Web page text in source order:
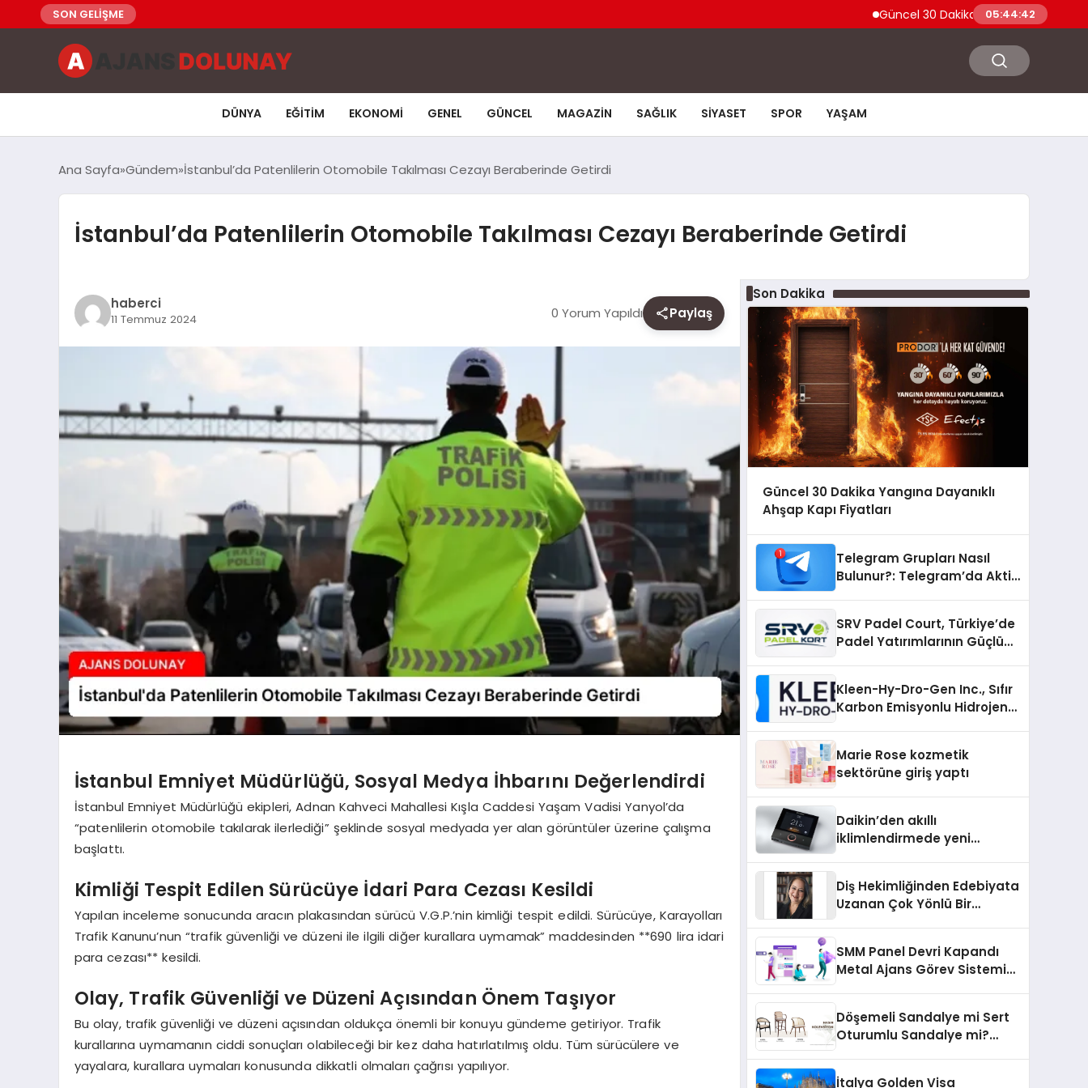
SON GELİŞME Güncel 30 Dakika Yangına Dayanıklı Ahşap
05:44:43
DÜNYA EĞITIM EKONOMI GENEL GÜNCEL MAGAZIN SAĞLIK SIYASET SPOR YAŞAM
Ana Sayfa Gündem İstanbul’da Patenlilerin Otomobile Takılması Cezayı Beraberinde Getirdi
İstanbul’da Patenlilerin Otomobile Takılması Cezayı Beraberinde Getirdi
haberci
11 Temmuz 2024 0 Yorum Yapıldı Paylaş
İstanbul Emniyet Müdürlüğü, Sosyal Medya İhbarını Değerlendirdi
İstanbul Emniyet Müdürlüğü ekipleri, Adnan Kahveci Mahallesi Kışla Caddesi Yaşam Vadisi Yanyol’da
“patenlilerin otomobile takılarak ilerlediği” şeklinde sosyal medyada yer alan görüntüler üzerine çalışma
başlattı.
Kimliği Tespit Edilen Sürücüye İdari Para Cezası Kesildi
Yapılan inceleme sonucunda aracın plakasından sürücü V.G.P.’nin kimliği tespit edildi. Sürücüye, Karayolları
Trafik Kanunu’nun “trafik güvenliği ve düzeni ile ilgili diğer kurallara uymamak” maddesinden **690 lira idari
para cezası** kesildi.
Olay, Trafik Güvenliği ve Düzeni Açısından Önem Taşıyor
Bu olay, trafik güvenliği ve düzeni açısından oldukça önemli bir konuyu gündeme getiriyor. Trafik
kurallarına uymamanın ciddi sonuçları olabileceği bir kez daha hatırlatılmış oldu. Tüm sürücülere ve
yayalara, kurallara uymaları konusunda dikkatli olmaları çağrısı yapılıyor.
Son Dakika
Güncel 30 Dakika Yangına Dayanıklı
Ahşap Kapı Fiyatları
Telegram Grupları Nasıl
Bulunur?: Telegram’da Aktif
SRV Padel Court, Türkiye’de
Padel Yatırımlarının Güçlü
Kleen-Hy-Dro-Gen Inc., Sıfır
Karbon Emisyonlu Hidrojen
Aldı
Marie Rose kozmetik
sektörüne giriş yaptı
Daikin’den akıllı
iklimlendirmede yeni
Diş Hekimliğinden Edebiyata
Uzanan Çok Yönlü Bir
SMM Panel Devri Kapandı
Metal Ajans Görev Sistemi
Döşemeli Sandalye mi Sert
Oturumlu Sandalye mi?
İtalya Golden Visa